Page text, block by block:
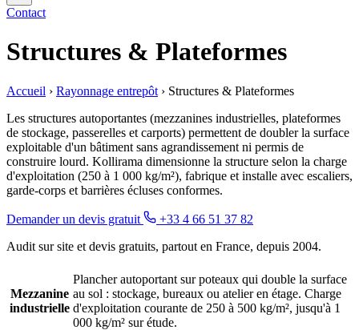
Contact
Structures & Plateformes
Accueil › Rayonnage entrepôt › Structures & Plateformes
Les structures autoportantes (mezzanines industrielles, plateformes
de stockage, passerelles et carports) permettent de doubler la surface
exploitable d'un bâtiment sans agrandissement ni permis de
construire lourd. Kollirama dimensionne la structure selon la charge
d'exploitation (250 à 1 000 kg/m²), fabrique et installe avec escaliers,
garde-corps et barrières écluses conformes.
Demander un devis gratuit
+33 4 66 51 37 82
Audit sur site et devis gratuits, partout en France, depuis 2004.
Mezzanine
industrielle
Plancher autoportant sur poteaux qui double la surface
au sol : stockage, bureaux ou atelier en étage. Charge
d'exploitation courante de 250 à 500 kg/m², jusqu'à 1
000 kg/m² sur étude.